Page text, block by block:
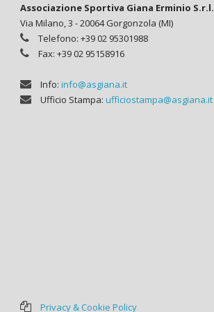
Associazione Sportiva Giana Erminio S.r.l.
Via Milano, 3 - 20064 Gorgonzola (MI)
Telefono: +39 02 95301988
Fax: +39 02 95158916
Info: info@asgiana.it
Ufficio Stampa: ufficiostampa@asgiana.it
Privacy & Cookie Policy